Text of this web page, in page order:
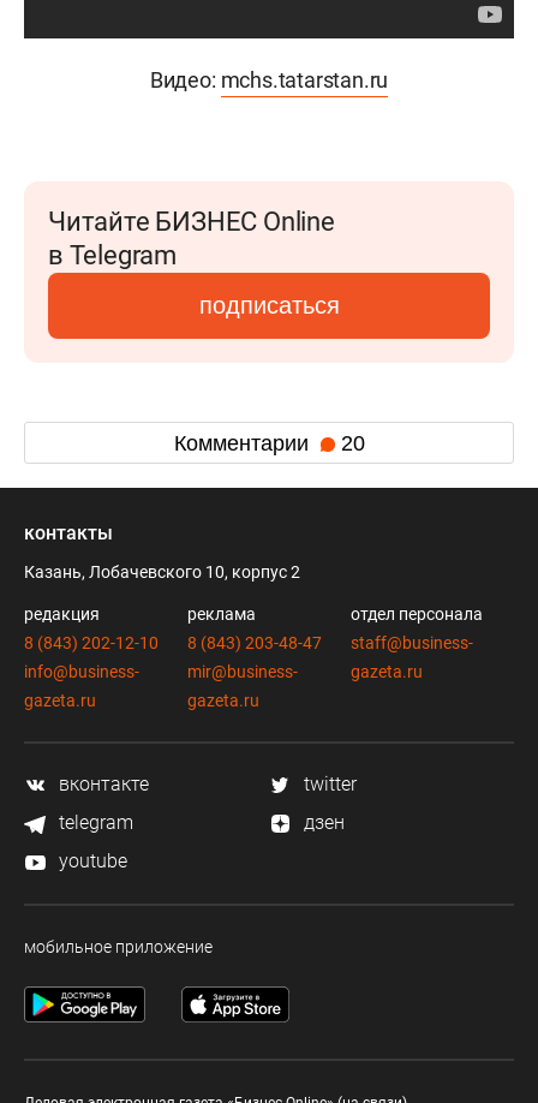
Видео: mchs.tatarstan.ru
Читайте БИЗНЕС Online
в Telegram
подписаться
Комментарии 20
контакты
Казань, Лобачевского 10, корпус 2
редакция
8 (843) 202-12-10
info@business-
gazeta.ru
реклама
8 (843) 203-48-47
mir@business-
gazeta.ru
отдел персонала
staff@business-
gazeta.ru
вконтакте
twitter
telegram
дзен
youtube
мобильное приложение